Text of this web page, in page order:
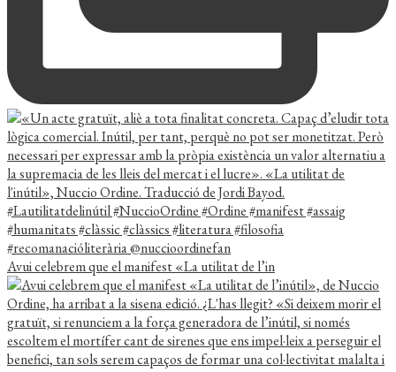
Avui celebrem que el manifest «La utilitat de l’in